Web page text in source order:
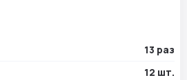
13 раз
12 шт.